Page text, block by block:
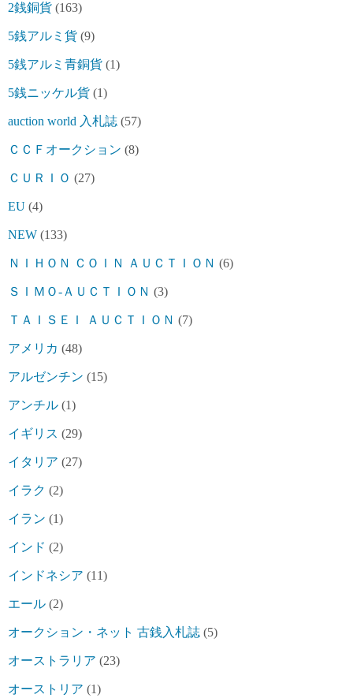
2銭銅貨 (163)
5銭アルミ貨 (9)
5銭アルミ青銅貨 (1)
5銭ニッケル貨 (1)
auction world 入札誌 (57)
ＣＣＦオークション (8)
ＣＵＲＩＯ (27)
EU (4)
NEW (133)
ＮＩＨＯＮ ＣＯＩＮ ＡＵＣＴＩＯＮ (6)
ＳＩＭＯ-ＡＵＣＴＩＯＮ (3)
ＴＡＩＳＥＩ ＡＵＣＴＩＯＮ (7)
アメリカ (48)
アルゼンチン (15)
アンチル (1)
イギリス (29)
イタリア (27)
イラク (2)
イラン (1)
インド (2)
インドネシア (11)
エール (2)
オークション・ネット 古銭入札誌 (5)
オーストラリア (23)
オーストリア (1)